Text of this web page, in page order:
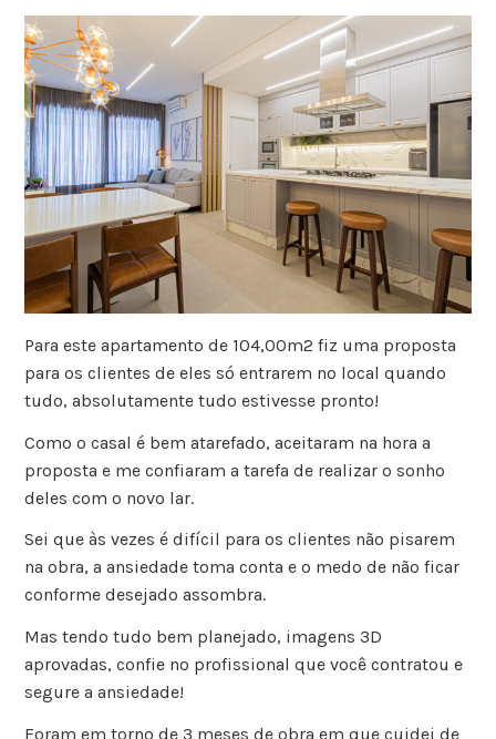
Para este apartamento de 104,00m2 fiz uma proposta
para os clientes de eles só entrarem no local quando
tudo, absolutamente tudo estivesse pronto!
Como o casal é bem atarefado, aceitaram na hora a
proposta e me confiaram a tarefa de realizar o sonho
deles com o novo lar.
Sei que às vezes é difícil para os clientes não pisarem
na obra, a ansiedade toma conta e o medo de não ficar
conforme desejado assombra.
Mas tendo tudo bem planejado, imagens 3D
aprovadas, confie no profissional que você contratou e
segure a ansiedade!
Foram em torno de 3 meses de obra em que cuidei de